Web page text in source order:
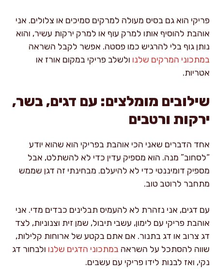
פריקי הוא גם בסיס מעולה למרקים סמיכים או צלולים. אני
אוהבת להוסיף אותו למרק עוף או למרק ירקות עשיר, והוא
נותן גוף בלי להרגיש כמו פסטה. אפשר לקבל השראה
במתכוני המרקים שלנו ולשלב פריקי במקום אורז או
אטריות.
שילובים מומלצים: עם דגים, בשר,
ירקות ורטבים
אחד הדברים שאני הכי אוהבת בפריקי הוא שהוא יודע
“לסחוב” מנה. הוא מספיק עדין כדי לא להשתלט, אבל
מספיק דומיננטי כדי לא להיעלם. מבחינתי זה דגן שממש
מתחבר לרוטב טוב.
עם דגים, אני נזהרת לא להעמיס תבלינים כבדים מדי. אני
אוהבת פריקי עם לימון, עשבי תיבול, שמן זית וצנוניות, לצד
דג צרוב או דג בתנור. אם אתם בקטע של ארוחות קלילות,
שווה להסתכל על השראה במתכוני הדגים שלנו ולבחור דג
נקי, ואז לבנות לידו פריקי עם עשבים.